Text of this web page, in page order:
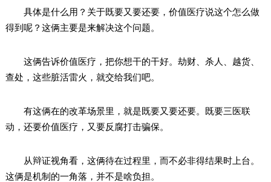
具体是什么用？关于既要又要还要，价值医疗说这个怎么做
得到呢？这俩主要是来解决这个问题。
这俩告诉价值医疗，把你想干的干好。劫财、杀人、越货、
查处，这些脏活雷火，就交给我们吧。
有这俩在的改革场景里，就是既要又要还要。既要三医联
动，还要价值医疗，又要反腐打击骗保。
从辩证视角看，这俩待在过程里，而不必非得结果时上台。
这俩是机制的一角落，并不是啥负担。